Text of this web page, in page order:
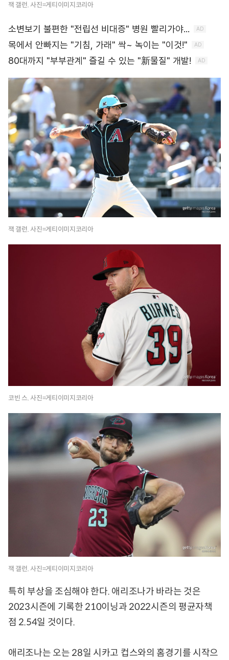
잭 갤런. 사진=게티이미지코리아
잭 갤런. 사진=게티이미지코리아
코빈 스. 사진=게티이미지코리아
잭 갤런. 사진=게티이미지코리아
특히 부상을 조심해야 한다. 애리조나가 바라는 것은
2023시즌에 기록한 210이닝과 2022시즌의 평균자책
점 2.54일 것이다.
애리조나는 오는 28일 시카고 컵스와의 홈경기를 시작으